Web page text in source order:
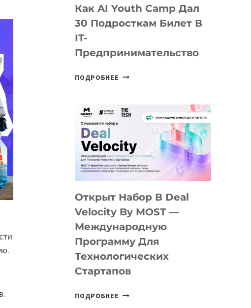
Как AI Youth Camp Дал
30 Подросткам Билет В
IT-
Предпринимательство
ПОДРОБНЕЕ ОТ
АЛМАТЫ:
YOUTH
CAMP
ДАЛ
ПОДРОСТКАМ
БИЛЕТ
IT-
ПРЕДПРИНИМАТЕЛЬСТВО
Открыт Набор В Deal
Velocity By MOST —
Международную
Программу Для
Технологических
Стартапов
ПОДРОБНЕЕ ОТКРЫТ